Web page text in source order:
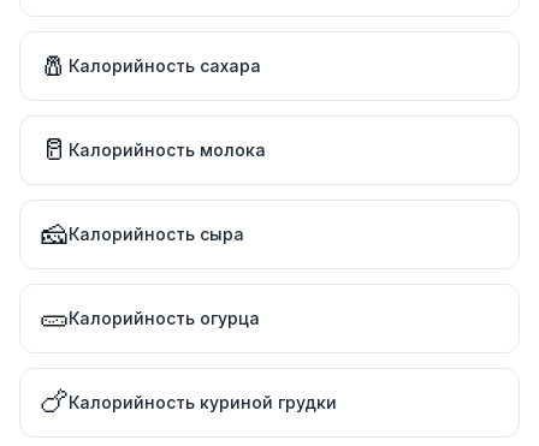
🧂 Калорийность сахара
🥛 Калорийность молока
🧀Калорийность сыра
🥒Калорийность огурца
🍗Калорийность куриной грудки